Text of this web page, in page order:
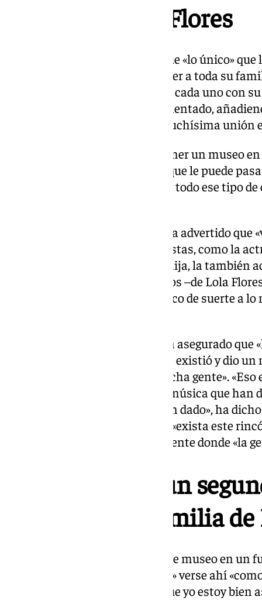
familia de Lola Flores
En ese sentido, ha asegurado que «lo único»
que «siempre luchó» era por tener a toda su
casa que teníamos en Marbella, cada uno con
tenernos a todos cerca», ha comentado,
ha dejado, muchísimo amor, muchísima unión
También ha transmitido que tener un museo
que eso es «lo más importante que le puede
«normalmente los homenajes y todo ese tipo
Sobre el contenido del museo, ha advertido que
a sus hijas e hijos, también artistas, como la
hermano Antonio, o su propia hija, la también
momento vamos a estar los hijos –de Lola
los nietos también. Y con un poco de suerte a
En este contexto, Alba Flores ha asegurado
donde ir a celebrar que mi padre existió y dio
sido bandas de sonora para mucha gente».
tenemos como familia, toda la música que han
todo el entretenimiento que han dado», ha
quienes han hecho posible que «exista este
padre», un lugar material y presente donde «la
Jerez presenta un
dedicado a la familia
En cuanto a formar parte de este museo en
risas que le da «un poco de yuyu» verse ahí
generaciones ya veremos, porque yo estoy